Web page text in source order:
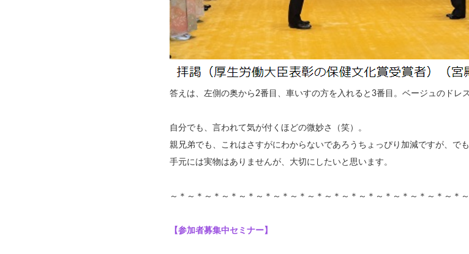
答えは、左側の奥から2番目、車いすの方を入れると3番目。ベージュのドレス
自分でも、言われて気が付くほどの微妙さ（笑）。
親兄弟でも、これはさすがにわからないであろうちょっぴり加減ですが、で
手元には実物はありませんが、大切にしたいと思います。
～＊～＊～＊～＊～＊～＊～＊～＊～＊～＊～＊～＊～＊～＊～＊～＊～＊～
【参加者募集中セミナー】